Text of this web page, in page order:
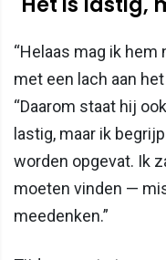
“Helaas mag ik hem
met een lach aan
“Daarom staat hij
lastig, maar ik
worden opgevat. Ik
moeten vinden —
meedenken.”